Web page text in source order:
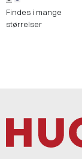
Findes i mange
størrelser